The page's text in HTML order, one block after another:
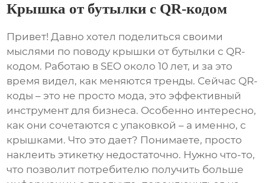
Крышка от бутылки с QR-кодом
Привет! Давно хотел поделиться своими
мыслями по поводу крышки от бутылки с QR-
кодом. Работаю в SEO около 10 лет, и за это
время видел, как меняются тренды. Сейчас QR-
коды – это не просто мода, это эффективный
инструмент для бизнеса. Особенно интересно,
как они сочетаются с упаковкой – а именно, с
крышками. Что это дает? Понимаете, просто
наклеить этикетку недостаточно. Нужно что-то,
что позволит потребителю получить больше